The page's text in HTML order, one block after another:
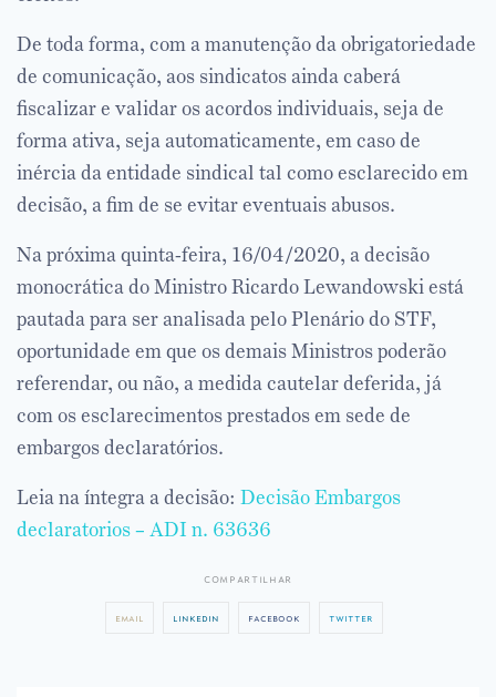
De toda forma, com a manutenção da obrigatoriedade
de comunicação, aos sindicatos ainda caberá
fiscalizar e validar os acordos individuais, seja de
forma ativa, seja automaticamente, em caso de
inércia da entidade sindical tal como esclarecido em
decisão, a fim de se evitar eventuais abusos.
Na próxima quinta-feira, 16/04/2020, a decisão
monocrática do Ministro Ricardo Lewandowski está
pautada para ser analisada pelo Plenário do STF,
oportunidade em que os demais Ministros poderão
referendar, ou não, a medida cautelar deferida, já
com os esclarecimentos prestados em sede de
embargos declaratórios.
Leia na íntegra a decisão: Decisão Embargos
declaratorios – ADI n. 63636
compartilhar
email linkedin facebook twitter